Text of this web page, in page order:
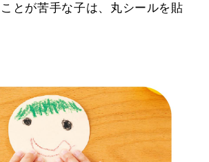
とが苦手な子は、丸シールを貼